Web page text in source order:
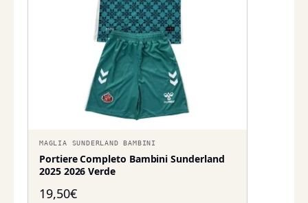
MAGLIA SUNDERLAND BAMBINI
Portiere Completo Bambini Sunderland
2025 2026 Verde
19,50€